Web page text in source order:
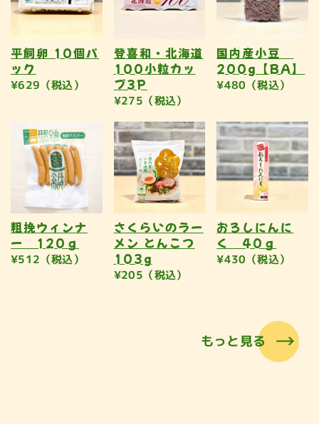
平飼卵 10個パ
ック
¥629（税込）
登喜和・北海道
100小粒カッ
プ3P
¥275（税込）
国内産小豆
200g【BA】
¥480（税込）
粗挽ウィンナ
ー 120ｇ
¥512（税込）
さくらいのラー
メン とんこつ
103g
¥205（税込）
おろしにんに
く 40ｇ
¥430（税込）
もっと見る